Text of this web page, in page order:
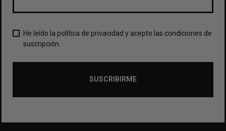
He leído la política de privacidad y acepto las condiciones de
suscripción.
SUSCRIBIRME